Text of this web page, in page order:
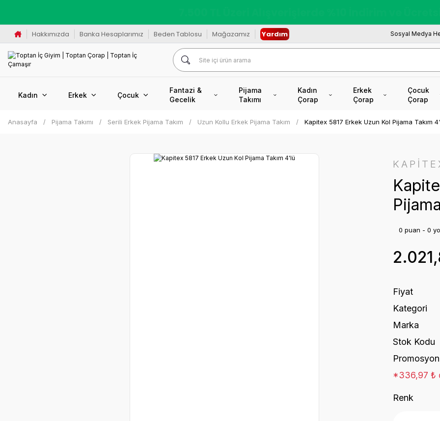
Hakkımızda Banka Hesaplarımız Beden Tablosu Mağazamız Yardım Sosyal Medya
Kadın Erkek Çocuk
Fantazi &
Gecelik
Pijama
Takımı
Kadın
Çorap
Erkek
Çorap
Çocuk
Çorap
Anasayfa Pijama Takımı Serili Erkek Pijama Takım Uzun Kollu Erkek Pijama Takım Kapitex 5817 Erkek Uzun Kol Pijama Takım
0 puan - 0
Fiyat
Kategori
Marka
Stok Kodu
Promosyon
*336,97 ₺
Renk